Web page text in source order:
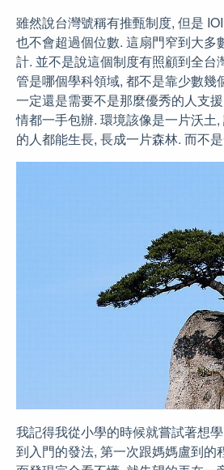
雖然說台灣號稱有推甄制度, 但是
也不會超過個位數. 這扇門窄到大多
計. 並不是說這個制度有照顧到全台
管是哪個學科領域, 都不是靠少數幾
一定還是需要不是那麼優秀的人支
情都一手包辦. 環境該像是一片沃土
的人都能生長, 長成一片森林. 而不
我記得我從小學的時候就嘗試著想
到入門的發法, 第一次跟媽媽盧到的